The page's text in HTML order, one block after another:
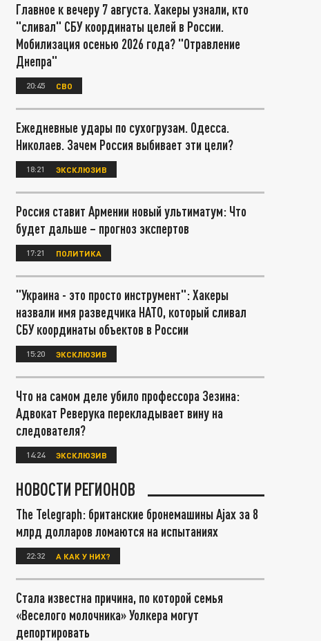
Главное к вечеру 7 августа. Хакеры узнали, кто
"сливал" СБУ координаты целей в России.
Мобилизация осенью 2026 года? "Отравление
Днепра"
20:45 СВО
Ежедневные удары по сухогрузам. Одесса.
Николаев. Зачем Россия выбивает эти цели?
18:21 ЭКСКЛЮЗИВ
Россия ставит Армении новый ультиматум: Что
будет дальше – прогноз экспертов
17:21 ПОЛИТИКА
"Украина - это просто инструмент": Хакеры
назвали имя разведчика НАТО, который сливал
СБУ координаты объектов в России
15:20 ЭКСКЛЮЗИВ
Что на самом деле убило профессора Зезина:
Адвокат Реверука перекладывает вину на
следователя?
14:24 ЭКСКЛЮЗИВ
НОВОСТИ РЕГИОНОВ
The Telegraph: британские бронемашины Ajax за 8
млрд долларов ломаются на испытаниях
22:32 А КАК У НИХ?
Стала известна причина, по которой семья
«Веселого молочника» Уолкера могут
депортировать